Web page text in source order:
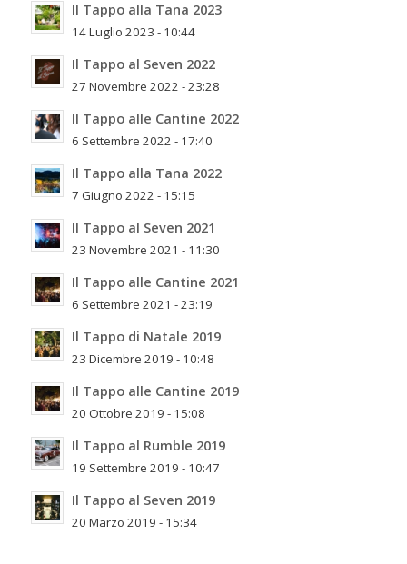
Il Tappo alla Tana 2023
14 Luglio 2023 - 10:44
Il Tappo al Seven 2022
27 Novembre 2022 - 23:28
Il Tappo alle Cantine 2022
6 Settembre 2022 - 17:40
Il Tappo alla Tana 2022
7 Giugno 2022 - 15:15
Il Tappo al Seven 2021
23 Novembre 2021 - 11:30
Il Tappo alle Cantine 2021
6 Settembre 2021 - 23:19
Il Tappo di Natale 2019
23 Dicembre 2019 - 10:48
Il Tappo alle Cantine 2019
20 Ottobre 2019 - 15:08
Il Tappo al Rumble 2019
19 Settembre 2019 - 10:47
Il Tappo al Seven 2019
20 Marzo 2019 - 15:34